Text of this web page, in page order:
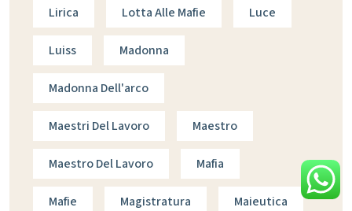
Lirica Lotta Alle Mafie Luce
Luiss Madonna
Madonna Dell'arco
Maestri Del Lavoro Maestro
Maestro Del Lavoro Mafia
Mafie Magistratura Maieutica